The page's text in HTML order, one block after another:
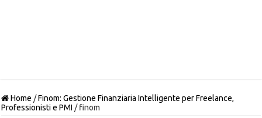
Home /Finom: Gestione Finanziaria Intelligente per Freelance,
Professionisti e PMI / finom